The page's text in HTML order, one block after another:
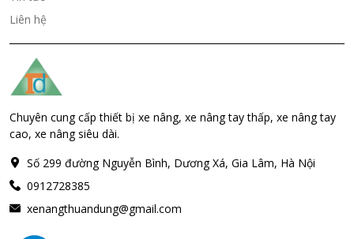
Liên hệ
Chuyên cung cấp thiết bị xe nâng, xe nâng tay thấp, xe nâng tay
cao, xe nâng siêu dài.
Số 299 đường Nguyễn Bình, Dương Xá, Gia Lâm, Hà Nội
0912728385
xenangthuandung@gmail.com